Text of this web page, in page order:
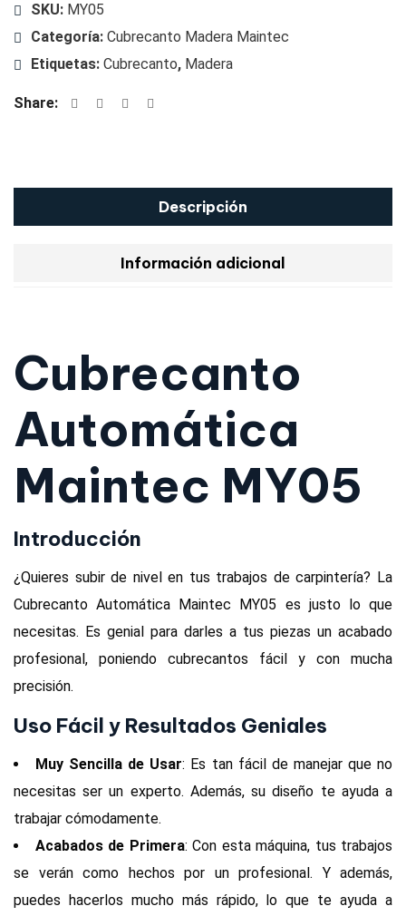
SKU: MY05
Categoría: Cubrecanto Madera Maintec
Etiquetas: Cubrecanto, Madera
Share:
Descripción
Información adicional
Cubrecanto
Automática
Maintec MY05
Introducción
¿Quieres subir de nivel en tus trabajos de carpintería? La
Cubrecanto Automática Maintec MY05 es justo lo que
necesitas. Es genial para darles a tus piezas un acabado
profesional, poniendo cubrecantos fácil y con mucha
precisión.
Uso Fácil y Resultados Geniales
Muy Sencilla de Usar: Es tan fácil de manejar que no
necesitas ser un experto. Además, su diseño te ayuda a
trabajar cómodamente.
Acabados de Primera: Con esta máquina, tus trabajos
se verán como hechos por un profesional. Y además,
puedes hacerlos mucho más rápido, lo que te ayuda a